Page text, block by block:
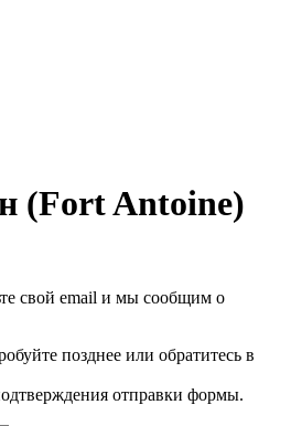
(Fort Antoine)
свой email и мы сообщим о
позднее или обратитесь в
отправки формы.